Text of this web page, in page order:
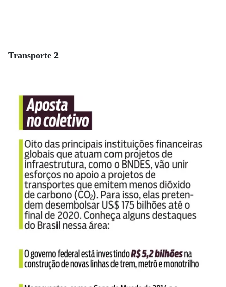
Transporte 2